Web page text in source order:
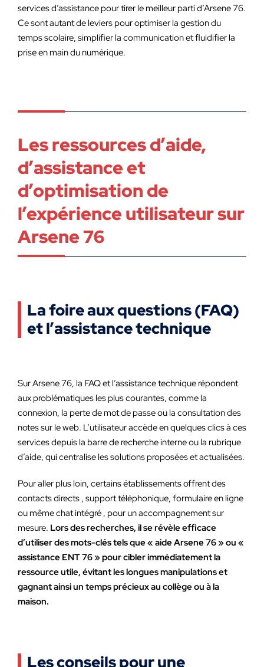
services d’assistance pour tirer le meilleur parti d’Arsene 76.
Ce sont autant de leviers pour optimiser la gestion du
temps scolaire, simplifier la communication et fluidifier la
prise en main du numérique.
Les ressources d’aide,
d’assistance et
d’optimisation de
l’expérience utilisateur sur
Arsene 76
La foire aux questions (FAQ)
et l’assistance technique
Sur Arsene 76, la FAQ et l’assistance technique répondent
aux problématiques les plus courantes, comme la
connexion, la perte de mot de passe ou la consultation des
notes sur le web. L’utilisateur accède en quelques clics à ces
services depuis la barre de recherche interne ou la rubrique
d’aide, qui centralise les solutions proposées et actualisées.
Pour aller plus loin, certains établissements offrent des
contacts directs , support téléphonique, formulaire en ligne
ou même chat intégré , pour un accompagnement sur
mesure. Lors des recherches, il se révèle efficace
d’utiliser des mots-clés tels que « aide Arsene 76 » ou «
assistance ENT 76 » pour cibler immédiatement la
ressource utile, évitant les longues manipulations et
gagnant ainsi un temps précieux au collège ou à la
maison.
Les conseils pour une